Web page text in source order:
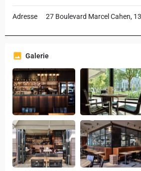
Adresse 27 Boulevard Marcel Cahen,
Galerie